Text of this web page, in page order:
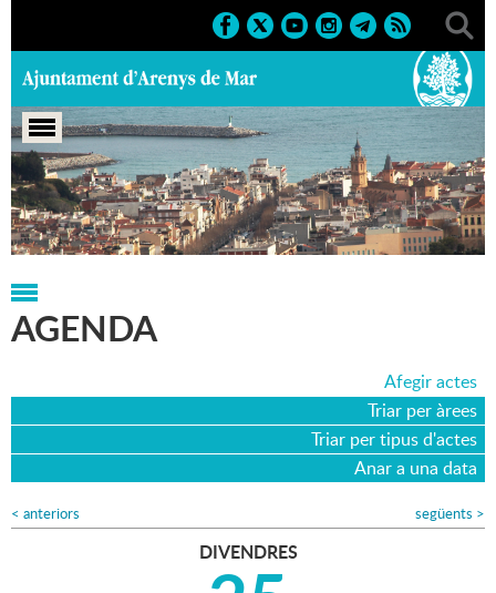
Portada > Agenda > 25-10-2019
AGENDA
Afegir actes
Triar per àrees
Triar per tipus d'actes
Anar a una data
< anteriors següents >
DIVENDRES